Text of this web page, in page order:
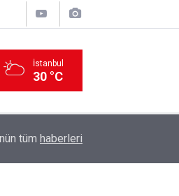
İstanbul
30 °C
Kan Donduran İddialar!
tüm haberleri